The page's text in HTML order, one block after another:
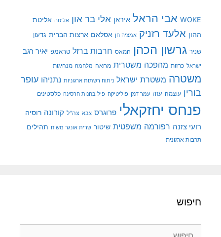
WOKE אבי הראל איראן אלי בר און אליטה אליטת
ההון אלעד רזניק אמציה חן אסלאם ארצות הברית גדעון
שניר גרשון הכהן חמאס חרבות ברזל טראמפ יאיר רגב
ישראל כרזות מהפכה משטרית מחאה מלחמה מנהיגות
משטרה משטרת ישראל ניתוח רשתות ארגוניות נתניהו עופר
בורין עוצמה עזה עמר דנק פוליטיקה פיל בחנות חרסינה פלסטינים
פנחס יחזקאלי פרוגרס צבא צה"ל קורונה רוסיה
רועי צזנה רפורמה משפטית שיטור שרית אונגר משיח תהילים
תרבות ארגונית
חיפוש